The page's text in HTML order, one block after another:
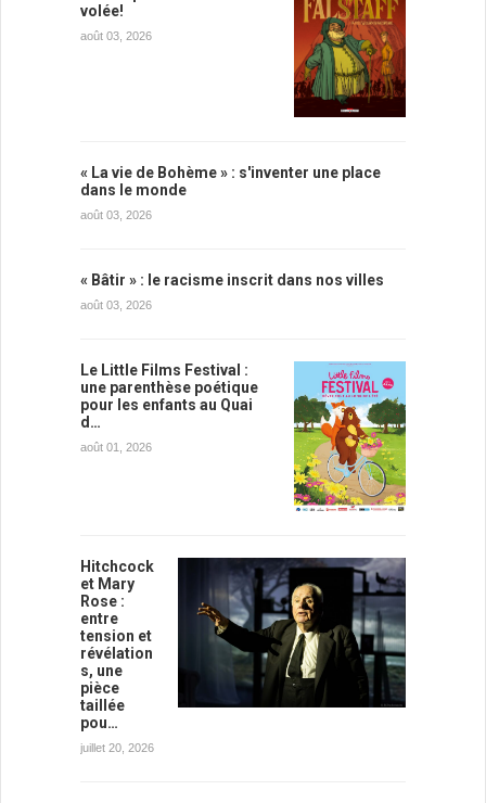
volée!
août 03, 2026
« La vie de Bohème » : s'inventer une place
dans le monde
août 03, 2026
« Bâtir » : le racisme inscrit dans nos villes
août 03, 2026
Le Little Films Festival :
une parenthèse poétique
pour les enfants au Quai
d…
août 01, 2026
Hitchcock
et Mary
Rose :
entre
tension et
révélation
s, une
pièce
taillée
pou…
juillet 20, 2026